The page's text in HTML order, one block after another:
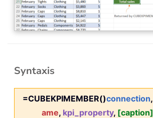
Syntaxis
=CUBEKPIMEMBER()connection,
ame, kpi_property, [caption]